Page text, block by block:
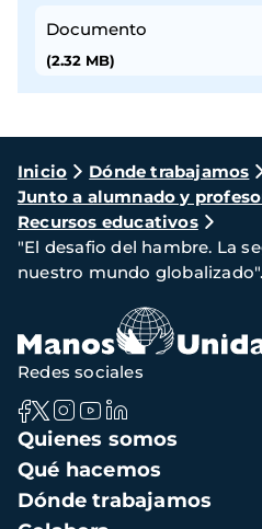
Documento
(2.32 MB)
Ruta
de
navegación
Inicio Dónde trabajamos
Junto a alumnado y
Recursos educativos
"El desafio del hambre. La
nuestro mundo globalizado".
Navegación
principal
Quienes somos
Qué hacemos
Dónde trabajamos
Redes sociales